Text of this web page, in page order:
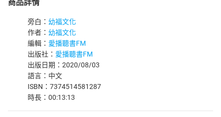
商品詳情
旁白： 幼福文化
作者： 幼福文化
編輯： 愛播聽書FM
出版社： 愛播聽書FM
出版日期：2020/08/03
語言：中文
ISBN：7374514581287
時長：00:13:13